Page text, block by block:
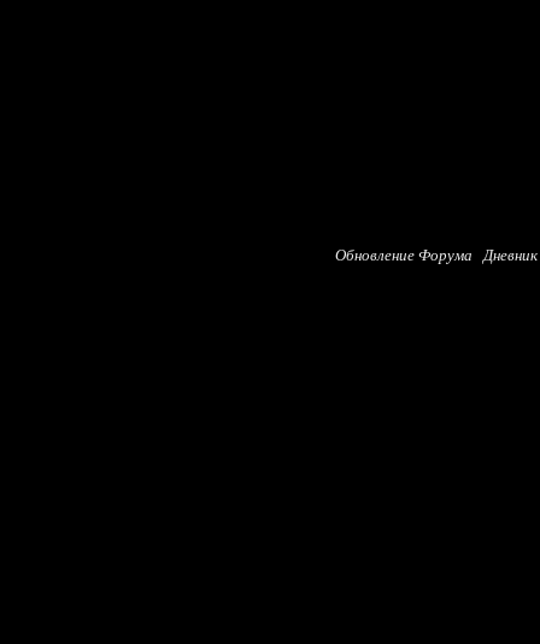
Обновление Форума